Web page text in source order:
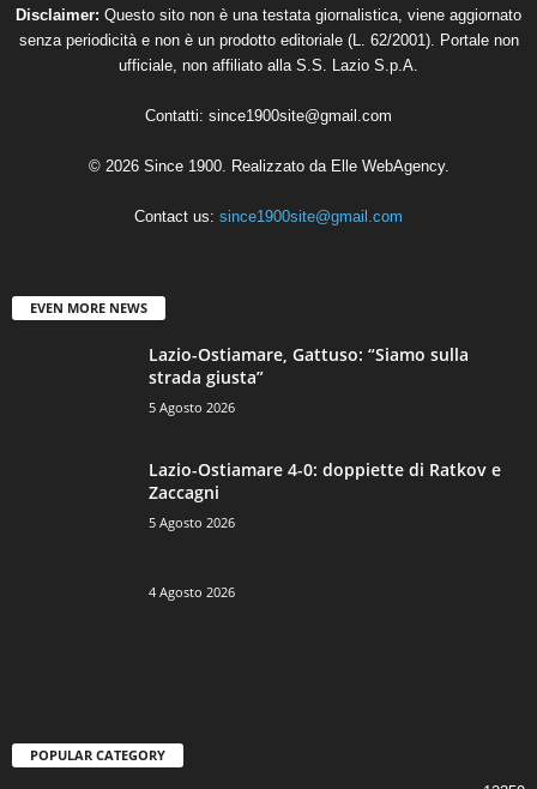
Disclaimer: Questo sito non è una testata giornalistica, viene aggiornato
senza periodicità e non è un prodotto editoriale (L. 62/2001). Portale non
ufficiale, non affiliato alla S.S. Lazio S.p.A.
Contatti: since1900site@gmail.com
© 2026 Since 1900. Realizzato da Elle WebAgency.
Contact us: since1900site@gmail.com
EVEN MORE NEWS
Lazio-Ostiamare, Gattuso: “Siamo sulla
strada giusta”
5 Agosto 2026
Lazio-Ostiamare 4-0: doppiette di Ratkov e
Zaccagni
5 Agosto 2026
4 Agosto 2026
POPULAR CATEGORY